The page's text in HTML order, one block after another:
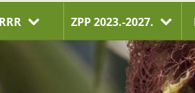
ZPP 2023.-2027.